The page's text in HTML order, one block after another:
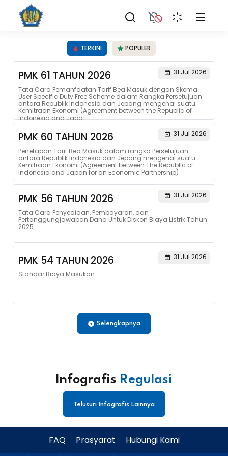
TERKINI POPULER
PMK 61 TAHUN 2026
31 Jul 2026
Tata Cara Pemanfaatan Tarif Bea Masuk dengan Skema
User Specific Duty Free Scheme dalam Rangka Persetujuan
antara Republik Indonesia dan Jepang mengenai suatu
Kemitraan Ekonomi (Agreement between the Republic of
Indonesia and Japa...
PMK 60 TAHUN 2026
31 Jul 2026
Penetapan Tarif Bea Masuk dalam rangka Persetujuan
antara Republik Indonesia dan Jepang mengenai suatu
Kemitraan Ekonomi (Agreement between The Republic of
Indonesia and Japan for an Economic Partnership)
PMK 56 TAHUN 2026
31 Jul 2026
Tata Cara Penyediaan, Pembayaran, dan
Pertanggungjawaban Dana Untuk Diskon Biaya Listrik Tahun
2025
PMK 54 TAHUN 2026
31 Jul 2026
Standar Biaya Masukan
Selengkapnya
Infografis Regulasi
Telusuri Infografis Lainnya
FAQ Prasyarat Hubungi Kami